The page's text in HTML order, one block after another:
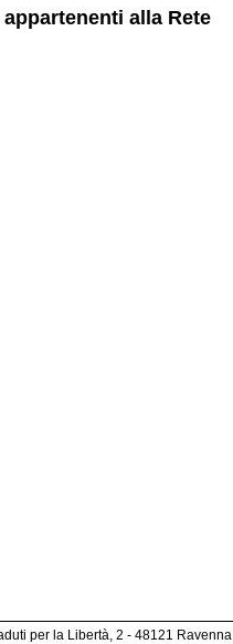
alla Rete
per la Libertà, 2 - 48121 Ravenna